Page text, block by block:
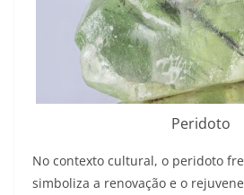
Peridoto
No contexto cultural, o peridoto
simboliza a renovação e o